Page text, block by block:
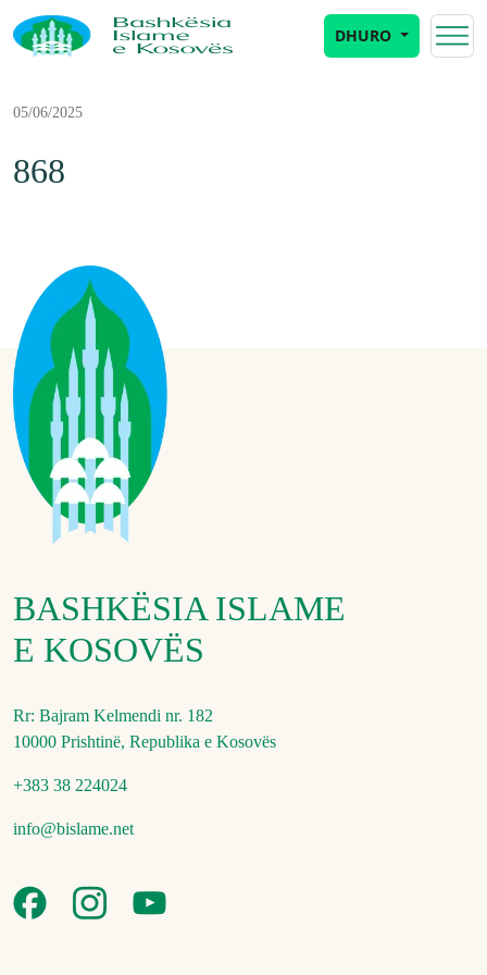
DHURO
05/06/2025
868
BASHKËSIA ISLAME
E KOSOVËS
Rr: Bajram Kelmendi nr. 182
10000 Prishtinë, Republika e Kosovës
+383 38 224024
info@bislame.net